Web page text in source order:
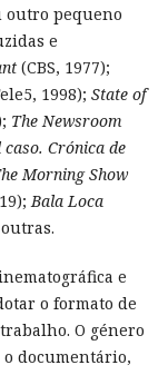
outro pequeno
e
(CBS, 1977);
1998); State of
The Newsroom
caso. Crónica de
Morning Show
Bala Loca
e
o formato de
O género
documentário,